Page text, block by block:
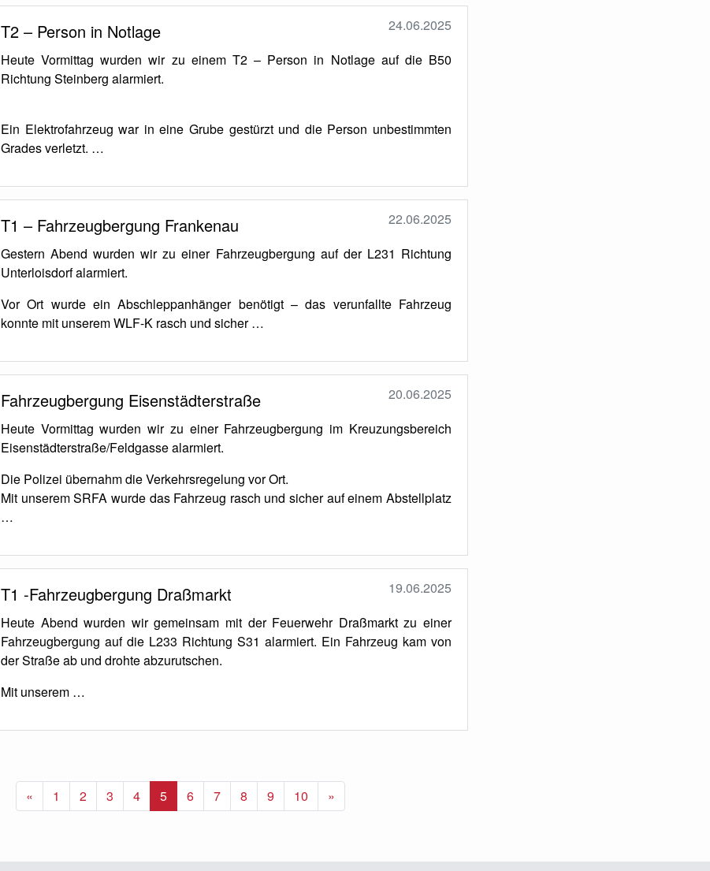
T2 – Person in Notlage
24.06.2025
Heute Vormittag wurden wir zu einem T2 – Person in Notlage auf die B50
Richtung Steinberg alarmiert.
Ein Elektrofahrzeug war in eine Grube gestürzt und die Person unbestimmten
Grades verletzt. …
T1 – Fahrzeugbergung Frankenau
22.06.2025
Gestern Abend wurden wir zu einer Fahrzeugbergung auf der L231 Richtung
Unterloisdorf alarmiert.
Vor Ort wurde ein Abschleppanhänger benötigt – das verunfallte Fahrzeug
konnte mit unserem WLF-K rasch und sicher …
Fahrzeugbergung Eisenstädterstraße
20.06.2025
Heute Vormittag wurden wir zu einer Fahrzeugbergung im Kreuzungsbereich
Eisenstädterstraße/Feldgasse alarmiert.
Die Polizei übernahm die Verkehrsregelung vor Ort.
Mit unserem SRFA wurde das Fahrzeug rasch und sicher auf einem Abstellplatz
…
T1 -Fahrzeugbergung Draßmarkt
19.06.2025
Heute Abend wurden wir gemeinsam mit der Feuerwehr Draßmarkt zu einer
Fahrzeugbergung auf die L233 Richtung S31 alarmiert. Ein Fahrzeug kam von
der Straße ab und drohte abzurutschen.
Mit unserem …
« Vorherige
1 2 3 4 5 6 7 8 9 10 »